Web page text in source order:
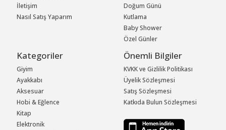
İletişim
Nasıl Satış Yaparım
Doğum Günü
Kutlama
Baby Shower
Özel Günler
Kategoriler
Giyim
Ayakkabı
Aksesuar
Hobi & Eğlence
Kitap
Elektronik
Önemli Bilgiler
KVKK ve Gizlilik Politikası
Üyelik Sözleşmesi
Satış Sözleşmesi
Katkıda Bulun Sözleşmesi